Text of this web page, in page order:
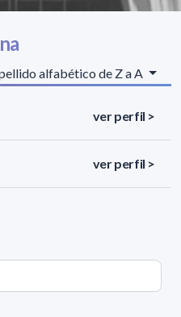
alfabético de Z a A
ver perfil >
ver perfil >